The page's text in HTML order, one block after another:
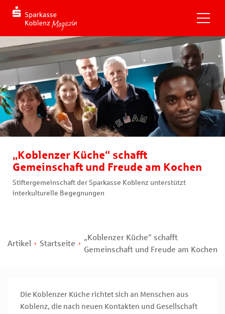
„Koblenzer Küche“ schafft
Gemeinschaft und Freude am Kochen
Stiftergemeinschaft der Sparkasse Koblenz unterstützt
interkulturelle Begegnungen
Artikel Startseite
„Koblenzer Küche“ schafft
Gemeinschaft und Freude am Kochen
Die Koblenzer Küche richtet sich an Menschen aus
Koblenz, die nach neuen Kontakten und Gesellschaft